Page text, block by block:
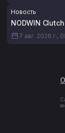
Новость
NODWIN
7 авг. 2026 г.,